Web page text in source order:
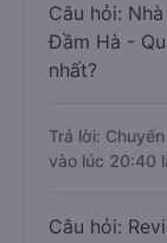
Câu hỏi:
Đầm Hà -
nhất?
Trả lời:
vào lúc 20:40
Câu hỏi: